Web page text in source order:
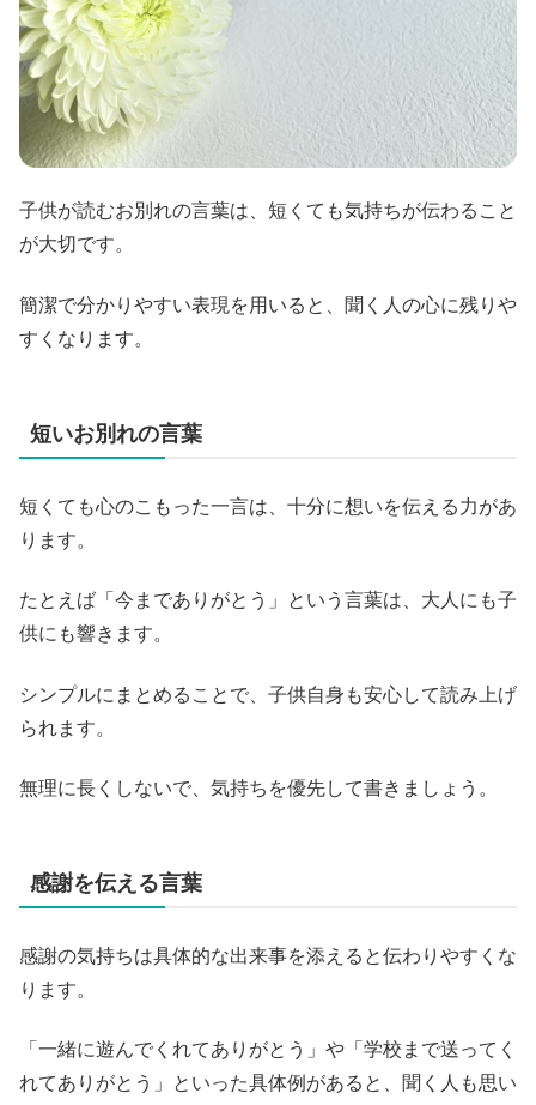
子供が読むお別れの言葉は、短くても気持ちが伝わること
が大切です。
簡潔で分かりやすい表現を用いると、聞く人の心に残りや
すくなります。
短いお別れの言葉
短くても心のこもった一言は、十分に想いを伝える力があ
ります。
たとえば「今までありがとう」という言葉は、大人にも子
供にも響きます。
シンプルにまとめることで、子供自身も安心して読み上げ
られます。
無理に長くしないで、気持ちを優先して書きましょう。
感謝を伝える言葉
感謝の気持ちは具体的な出来事を添えると伝わりやすくな
ります。
「一緒に遊んでくれてありがとう」や「学校まで送ってく
れてありがとう」といった具体例があると、聞く人も思い